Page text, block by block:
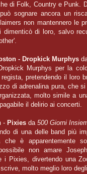
di Folk, Country e Punk.
sognare ancora un
non mantennero le
dimenticò di loro, salvo
- Dropkick Murphys
Murphys per la
pretendendo il loro
di adrenalina pura, che
molto simile a
il delirio ai concerti.
- Pixies da 500 Giorni
di una delle band più
è apparentemente
non amare
i Pixies, divertendo una
molto meglio loro